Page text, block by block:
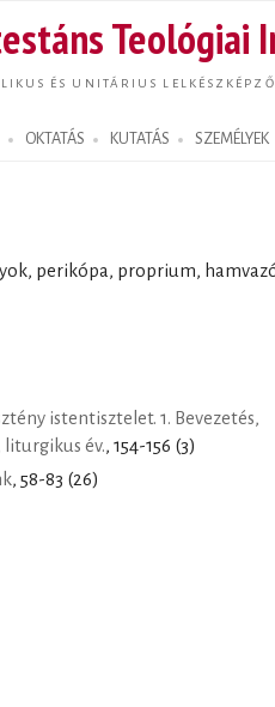
Teológiai
ÉS UNITÁRIUS LELKÉSZKÉPZŐ
OKTATÁS KUTATÁS SZEMÉLYEK
perikópa, proprium,
istentisztelet. 1. Bevezetés,
év., 154-156 (3)
, 58-83 (26)